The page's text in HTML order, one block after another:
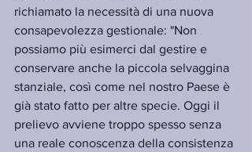
richiamato la necessità di una nuova
consapevolezza gestionale: "Non
possiamo più esimerci dal gestire e
conservare anche la piccola selvaggina
stanziale, così come nel nostro Paese è
già stato fatto per altre specie. Oggi il
prelievo avviene troppo spesso senza
una reale conoscenza della consistenza